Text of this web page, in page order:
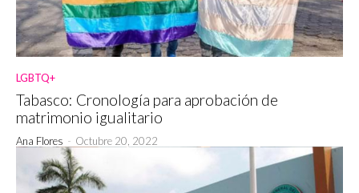
LGBTQ+
Tabasco: Cronología para aprobación de
matrimonio igualitario
Ana Flores - Octubre 20, 2022